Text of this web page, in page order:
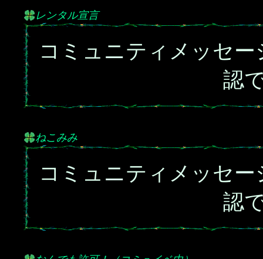
レンタル宣言
コミュニティメッセ
認
ねこみみ
コミュニティメッセ
認